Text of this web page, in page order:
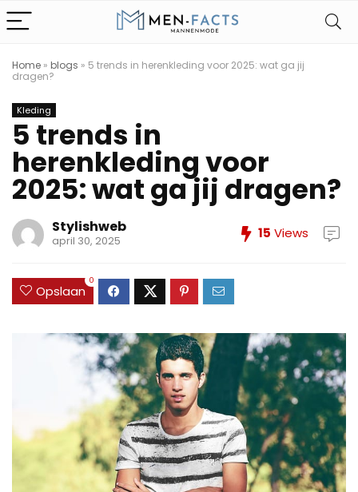
Home » blogs » 5 trends in herenkleding voor 2025: wat ga jij
dragen?
Kleding
5 trends in
herenkleding voor
2025: wat ga jij dragen?
Stylishweb
april 30, 2025 15 Views
Opslaan
0